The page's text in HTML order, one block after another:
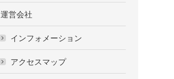
運営会社
インフォメーション
アクセスマップ